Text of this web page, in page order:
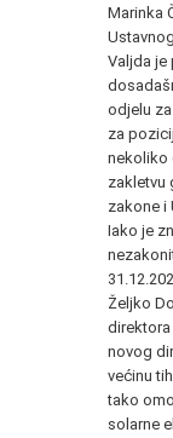
Marinka
Valjda je
odjelu
za
nekoliko
zakletvu
zakone i
Iako je
Željko
direktora
novog
većinu
tako
solarne